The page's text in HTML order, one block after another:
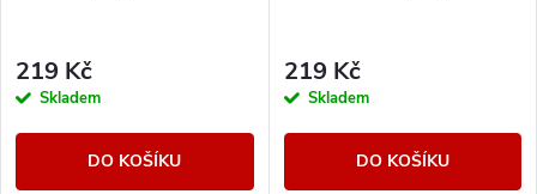
r
o
r
o
219 Kč
Skladem
DO KOŠÍKU
219 Kč
Skladem
DO KOŠÍKU